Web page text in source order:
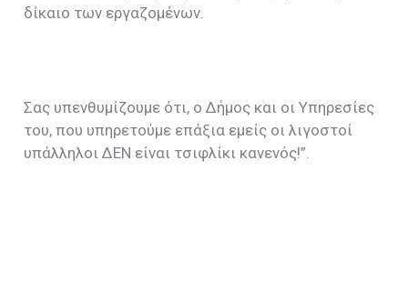
δίκαιο των εργαζομένων.
Σας υπενθυμίζουμε ότι, ο Δήμος και οι Υπηρεσίες
του, που υπηρετούμε επάξια εμείς οι λιγοστοί
υπάλληλοι ΔΕΝ είναι τσιφλίκι κανενός!”.